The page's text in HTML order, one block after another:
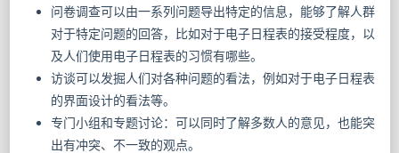
问卷调查可以由一系列问题导出特定的信息，能够了解人群
对于特定问题的回答，比如对于电子日程表的接受程度，以
及人们使用电子日程表的习惯有哪些。
访谈可以发掘人们对各种问题的看法，例如对于电子日程表
的界面设计的看法等。
专门⼩组和专题讨论：可以同时了解多数人的意见，也能突
出有冲突、不一致的观点。